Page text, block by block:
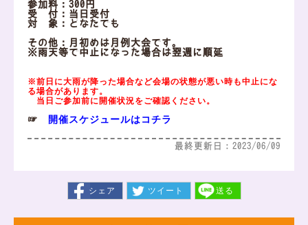
参加料：300円
受 付：当日受付
対 象：どなたでも
その他：月初めは月例大会です。
※雨天等で中止になった場合は翌週に順延
※前日に大雨が降った場合など会場の状態が悪い時も中止にな
る場合があります。
当日ご参加前に開催状況をご確認ください。
☞
開催スケジュールはコチラ
最終更新日：2023/06/09
シェア ツイート 送る